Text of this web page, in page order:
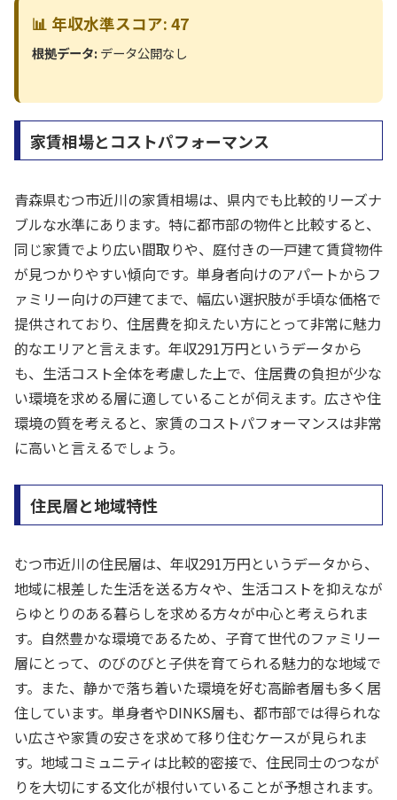
📊 年収水準スコア: 47
根拠データ:データ公開なし
家賃相場とコストパフォーマンス
青森県むつ市近川の家賃相場は、県内でも比較的リーズナ
ブルな水準にあります。特に都市部の物件と比較すると、
同じ家賃でより広い間取りや、庭付きの一戸建て賃貸物件
が見つかりやすい傾向です。単身者向けのアパートからフ
ァミリー向けの戸建てまで、幅広い選択肢が手頃な価格で
提供されており、住居費を抑えたい方にとって非常に魅力
的なエリアと言えます。年収291万円というデータから
も、生活コスト全体を考慮した上で、住居費の負担が少な
い環境を求める層に適していることが伺えます。広さや住
環境の質を考えると、家賃のコストパフォーマンスは非常
に高いと言えるでしょう。
住民層と地域特性
むつ市近川の住民層は、年収291万円というデータから、
地域に根差した生活を送る方々や、生活コストを抑えなが
らゆとりのある暮らしを求める方々が中心と考えられま
す。自然豊かな環境であるため、子育て世代のファミリー
層にとって、のびのびと子供を育てられる魅力的な地域で
す。また、静かで落ち着いた環境を好む高齢者層も多く居
住しています。単身者やDINKS層も、都市部では得られな
い広さや家賃の安さを求めて移り住むケースが見られま
す。地域コミュニティは比較的密接で、住民同士のつなが
りを大切にする文化が根付いていることが予想されます。